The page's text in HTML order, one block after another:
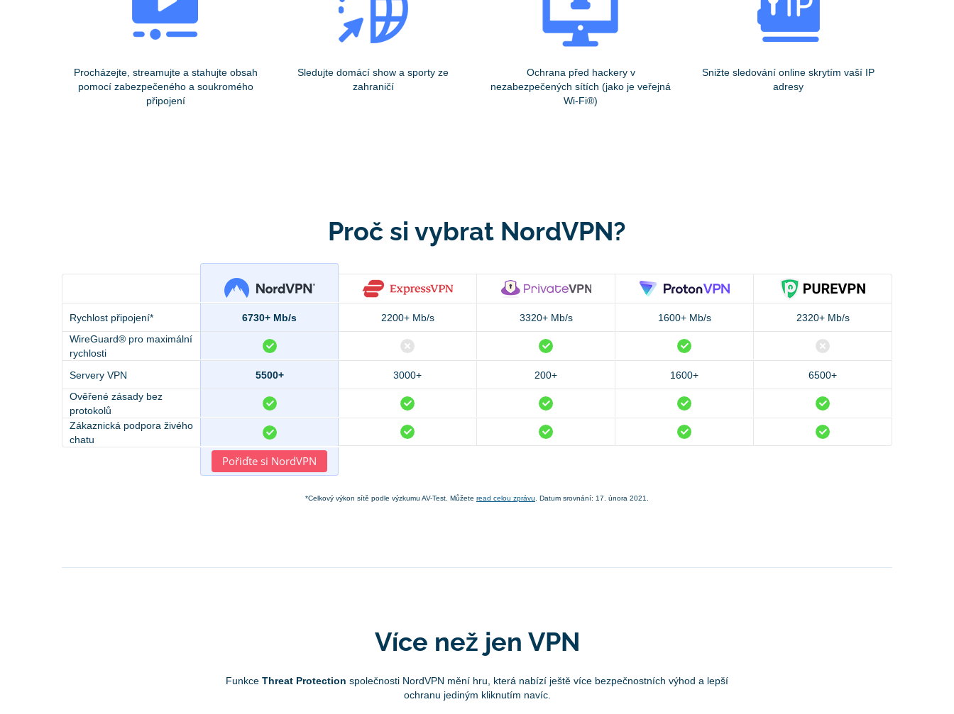
Procházejte, streamujte a stahujte obsah
pomocí zabezpečeného a soukromého
připojení
Sledujte domácí show a sporty ze
zahraničí
Ochrana před hackery v
nezabezpečených sítích (jako je veřejná
Wi-Fi®)
Snižte sledování online skrytím vaší IP
adresy
Proč si vybrat NordVPN?
Rychlost připojení* 6730+ Mb/s 2200+ Mb/s 3320+ Mb/s 1600+ Mb/s
2320+ Mb/s
WireGuard® pro maximální
rychlosti
Servery VPN
5500+ 3000+ 200+ 1600+
6500+
Ověřené zásady bez
protokolů
Zákaznická podpora živého
chatu
Pořiďte si NordVPN
*Celkový výkon sítě podle výzkumu AV-Test. Můžete read celou zprávu . Datum srovnání: 17. února 2021.
Více než jen VPN
Funkce Threat Protection společnosti NordVPN mění hru, která nabízí ještě více bezpečnostních výhod a lepší
ochranu jediným kliknutím navíc.